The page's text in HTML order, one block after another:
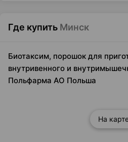
Где купить Минск
Биотаксим, порошок для
внутривенного и
Польфарма AO Польша
На